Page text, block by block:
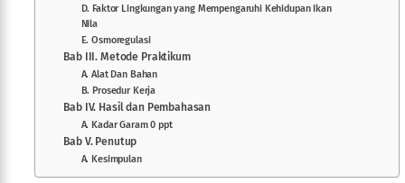
D. Faktor Lingkungan yang Mempengaruhi Kehidupan Ikan
Nila
E. Osmoregulasi
Bab III. Metode Praktikum
A. Alat Dan Bahan
B. Prosedur Kerja
Bab IV. Hasil dan Pembahasan
A. Kadar Garam 0 ppt
Bab V. Penutup
A. Kesimpulan